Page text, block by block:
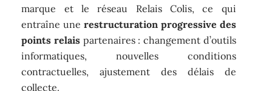
marque et le réseau Relais Colis, ce qui
entraîne une restructuration progressive des
points relais partenaires : changement d’outils
informatiques, nouvelles conditions
contractuelles, ajustement des délais de
collecte.